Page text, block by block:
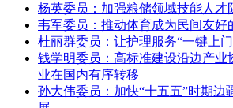
杨英委员：加强粮储领域技能人才
韦军委员：推动体育成为民间友好
杜丽群委员：让护理服务“一键上
钱学明委员：高标准建设沿边产业
业在国内有序转移
孙大伟委员：加快“十五五”时期边